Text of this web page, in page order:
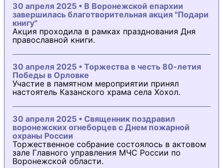
30 апреля 2025 • В Воронежской епархии
завершилась благотворительная акция "Подари
книгу"
Акция проходила в рамках празднования Дня
православной книги.
30 апреля 2025 • Торжества в честь 80-летия
Победы в Орловке
Участие в памятном мероприятии принял
настоятель Казанского храма села Хохол.
30 апреля 2025 • Священник поздравил
воронежских огнеборцев с Днем пожарной
охраны России
Торжественное собрание состоялось в актовом
зале Главного управления МЧС России по
Воронежской области.